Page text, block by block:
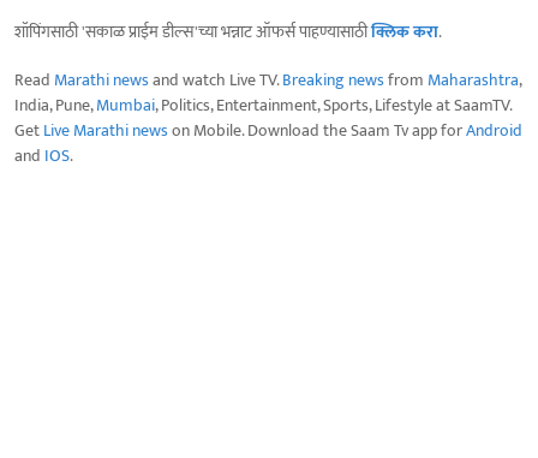
शॉपिंगसाठी 'सकाळ प्राईम डील्स'च्या भन्नाट ऑफर्स पाहण्यासाठीक्लिक करा.
Read Marathi newsand watch Live TV.Breaking newsfrom Maharashtra,
India, Pune,Mumbai, Politics, Entertainment, Sports, Lifestyle at SaamTV.
GetLive Marathi newson Mobile. Download the Saam Tv app forAndroid
and IOS.